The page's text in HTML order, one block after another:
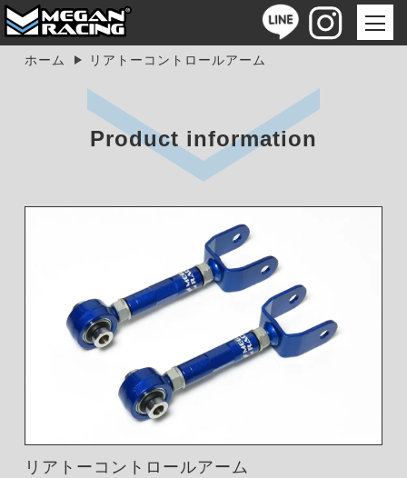
ホーム リアトーコントロールアーム
Product information
リアトーコントロールアーム